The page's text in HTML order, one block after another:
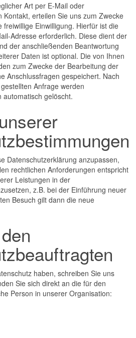
Art per E-Mail oder
Kontakt, erteilen Sie uns zum Zwecke
Einwilligung. Hierfür ist die
Adresse erforderlich. Diese dient der
der anschließenden Beantwortung
Daten ist optional. Die von Ihnen
zum Zwecke der Bearbeitung der
Anschlussfragen gespeichert. Nach
Anfrage werden
gelöscht.
Datenschutzerklärung anzupassen,
rechtlichen Anforderungen entspricht
Leistungen in der
z.B. bei der Einführung neuer
Besuch gilt dann die neue
haben, schreiben Sie uns
Sie sich direkt an die für den
Person in unserer Organisation: